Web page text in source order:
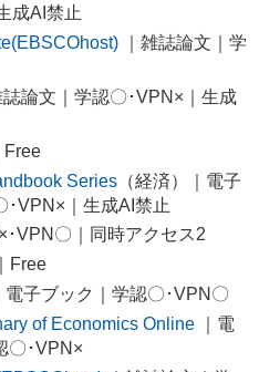
成AI禁止
｜雑誌論文｜学
誌論文｜学認〇･VPN×｜生成
Free
Series （経済）｜電子
･VPN×｜生成AI禁止
･VPN〇｜同時アクセス2
Free
電子ブック｜学認〇･VPN〇
of Economics Online
｜電
〇･VPN×